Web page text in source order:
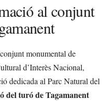
al conjunt
monumental de
d’Interès Nacional,
dedicada al Parc Natural del
del turó de Tagamanent